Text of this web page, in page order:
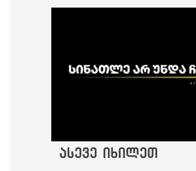
ასევე იხილეთ